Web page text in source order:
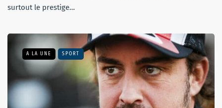
surtout le prestige…
A LA UNE SPORT